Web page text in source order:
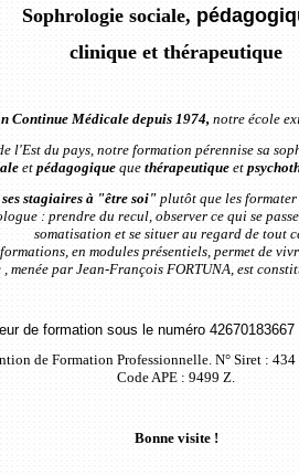
Sophrologie sociale,
clinique et thérapeutique
Continue Médicale depuis 1974, notre école
l'Est du pays, notreformation pérennise sa
et pédagogiqueque thérapeutiqueet
stagiaires à "être soi"plutôt que les formater
: prendre du recul, observer ce qui se
somatisation et se situer au regard de tout
en modules présentiels, permet de
menée par Jean-François FORTUNA, est
de formation sous le numéro
de Formation Professionnelle. N° Siret :
Code APE : 9499 Z.
Bonne visite !